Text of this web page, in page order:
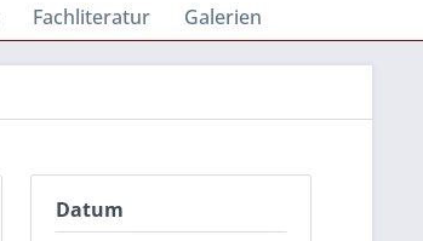
Fachliteratur Galerien
Datum